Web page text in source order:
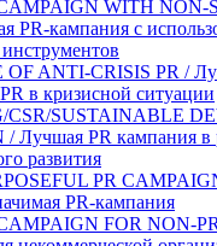
WITH NON-
PR-кампания с
OF ANTI-CRISIS PR /
в кризисной ситуации
CSR/SUSTAINABLE
Лучшая PR кампания в
развития
PR
PR-кампания
FOR NON-